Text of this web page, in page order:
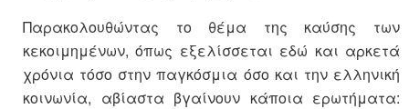
Παρακολουθώντας το θέμα της καύσης των
κεκοιμημένων, όπως εξελίσσεται εδώ και αρκετά
χρόνια τόσο στην παγκόσμια όσο και την ελληνική
κοινωνία, αβίαστα βγαίνουν κάποια ερωτήματα: